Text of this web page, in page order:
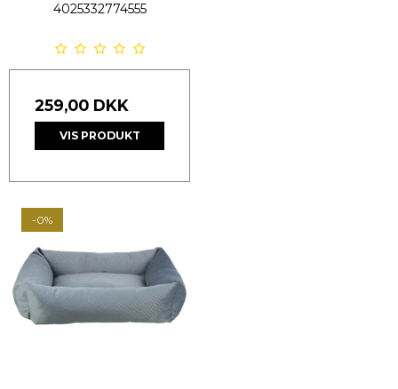
4025332774555
259,00 DKK
VIS PRODUKT
-0%